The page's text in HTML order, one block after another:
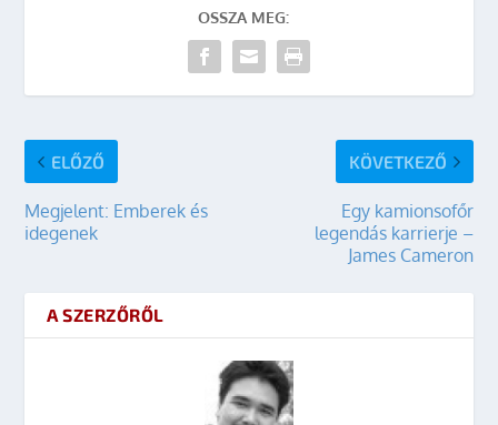
OSSZA MEG:
ELŐZŐ
Megjelent: Emberek és
idegenek
KÖVETKEZŐ
Egy kamionsofőr
legendás karrierje –
James Cameron
A SZERZŐRŐL